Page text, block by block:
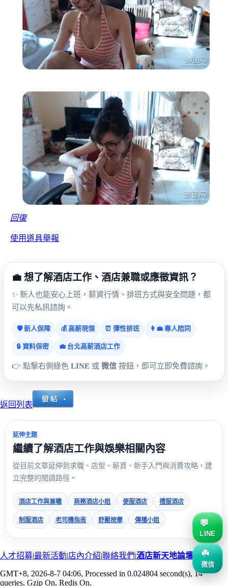
回復
使用道具舉報
💼 想了解酒店工作、酒店兼職或應徵資訊？
✨ 新人也能安心上班，薪資行情、排班方式與安全問題，都
可以先私訊諮詢。
🛡️ 新人保障 💰 高薪現領 ⏰ 彈性排班 👩‍💼 專人陪同
🔒 資料保密 💼 台北高薪酒店工作
👉 點擊右側綠色 LINE 或 微信 按鈕，即可立即免費諮詢。
返回列表
延伸主題
繼續了解酒店工作與娛樂相關內容
從目前文章延伸到求職、店型、薪資、新手入門與消費攻略，建
立完整的閱讀路徑。
酒店工作與兼職 商務酒店小姐 便服酒店 禮服酒店
制服酒店 老司機指南 舒壓按摩 傳播小姐
人才招募|最新活動|店內介紹|聯絡我們|酒店新天地論壇
GMT+8, 2026-8-7 04:06, Processed in 0.024804 second(s), 14
queries, Gzip On, Redis On.
LINE
微信